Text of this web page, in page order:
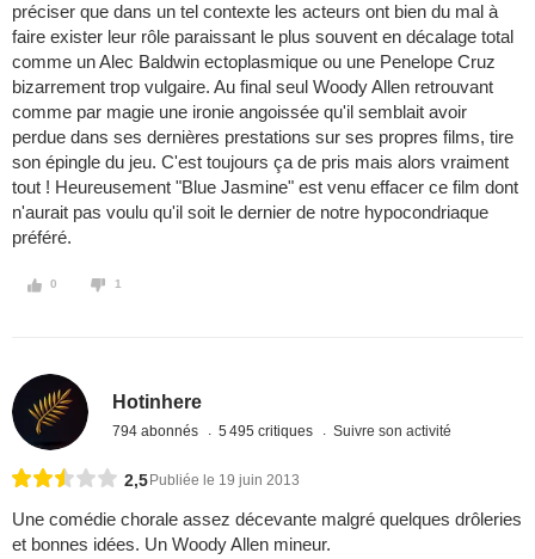
préciser que dans un tel contexte les acteurs ont bien du mal à
faire exister leur rôle paraissant le plus souvent en décalage total
comme un Alec Baldwin ectoplasmique ou une Penelope Cruz
bizarrement trop vulgaire. Au final seul Woody Allen retrouvant
comme par magie une ironie angoissée qu'il semblait avoir
perdue dans ses dernières prestations sur ses propres films, tire
son épingle du jeu. C'est toujours ça de pris mais alors vraiment
tout ! Heureusement "Blue Jasmine" est venu effacer ce film dont
n'aurait pas voulu qu'il soit le dernier de notre hypocondriaque
préféré.
0 1
Hotinhere
794 abonnés 5 495 critiques Suivre son activité
2,5 Publiée le 19 juin 2013
Une comédie chorale assez décevante malgré quelques drôleries
et bonnes idées. Un Woody Allen mineur.